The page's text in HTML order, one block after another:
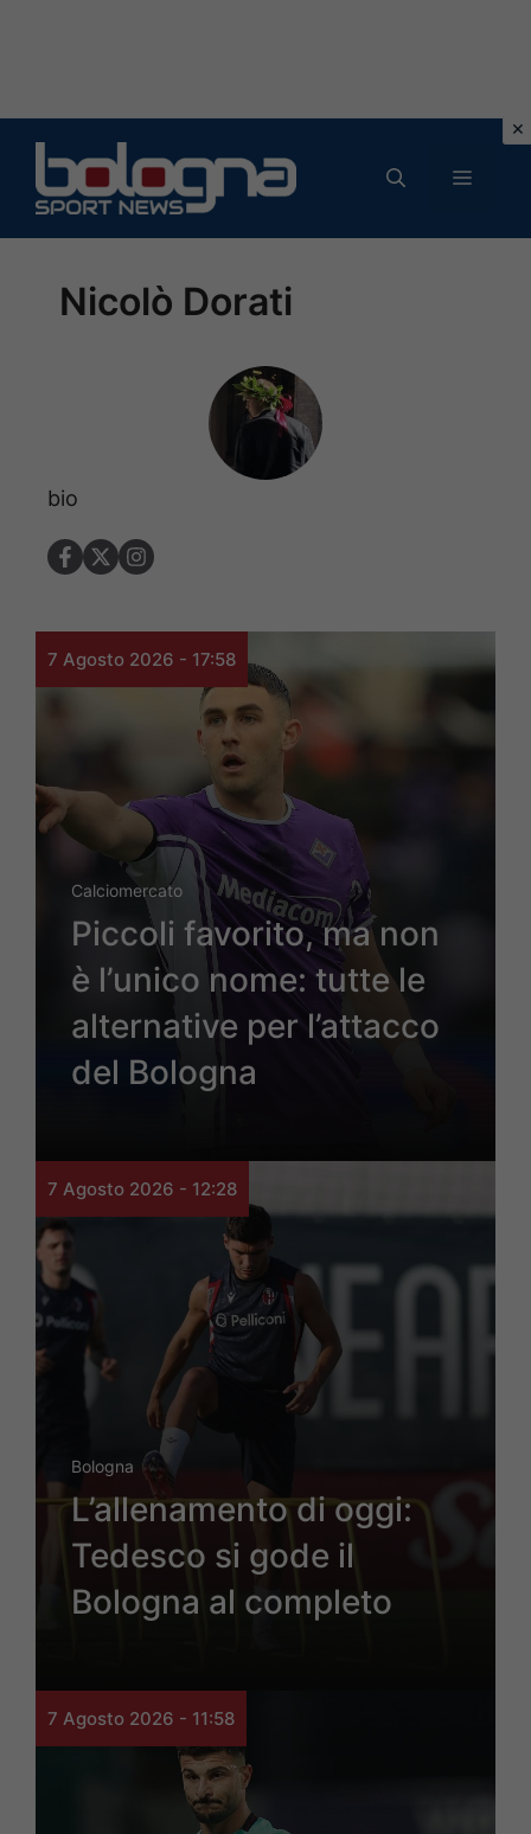
contenuto
MENU
Nicolò Dorati
bio
7 Agosto 2026 - 17:58
Calciomercato
Piccoli favorito, ma non
è l’unico nome: tutte le
alternative per l’attacco
del Bologna
7 Agosto 2026 - 12:28
Bologna
L’allenamento di oggi:
Tedesco si gode il
Bologna al completo
7 Agosto 2026 - 11:58